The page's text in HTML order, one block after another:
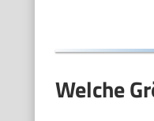
Welche